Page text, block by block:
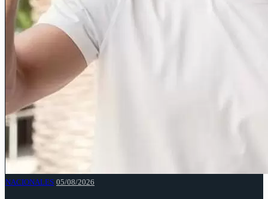
NACIONALES 05/08/2026